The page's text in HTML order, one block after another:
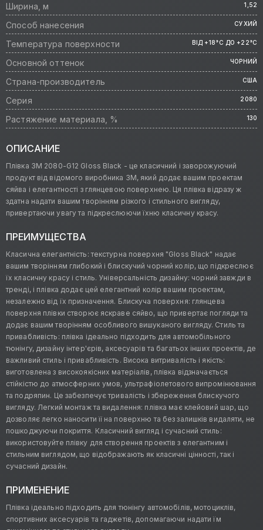
Ширина, м 1,52
Способ нанесения СУХИЙ
Температура поверхности ВІД +18°C ДО +22°C
Основной оттенок ЧОРНИЙ
Страна-производитель США
Серия 2080
Растяжение материала, % 130
ОПИСАНИЕ
Плівка 3M 2080-G12 Gloss Black - це класичний і заворожуючий
продукт від відомого виробника 3M, який додає вашим проектам
сяйва і елегантності з глянцевою поверхнею. Ця плівка відразу ж
здатна надати вашим творінням різкого і стильного вигляду,
привертаючи увагу та підкреслюючи їхню класичну красу.
ПРЕИМУЩЕСТВА
Класична елегантність: текстурна поверхня "Gloss Black" надає
вашим творінням глибокий і блискучий чорний колір, що підкреслює
їх класичну красу і стиль. Універсальність дизайну: чорний завжди в
тренді, і плівка додає цей елегантний колір вашим проектам,
незалежно від їх призначення. Блискуча поверхня: глянцева
поверхня плівки створює яскраве сяйво, що привертає погляди та
додає вашим творінням особливого вишуканого вигляду. Стиль та
привабливість: плівка ідеально підходить для автомобільного
тюнінгу, дизайну інтер'єрів, аксесуарів та багатьох інших проектів, де
важливий стиль і привабливість. Висока витривалість і якість:
виготовлена з високоякісних матеріалів, плівка відзначається
стійкістю до атмосферних умов, ультрафіолетового випромінювання
та подряпин. Це забезпечує тривалість і збереження блискучого
вигляду. Легкий монтаж та видалення: плівка має клейовий шар, що
дозволяє легко наносити її на поверхню та без залишків видаляти, не
пошкоджуючи покриття. Класичний вигляд і сучасний стиль:
використовуйте плівку для створення проектів з елегантним і
стильним виглядом, що відображають як класичні цінності, так і
сучасний дизайн.
ПРИМЕНЕНИЕ
Плівка ідеально підходить для тюнінгу автомобілів, мотоциклів,
спортивних аксесуарів та гаджетів, допомагаючи надати їм